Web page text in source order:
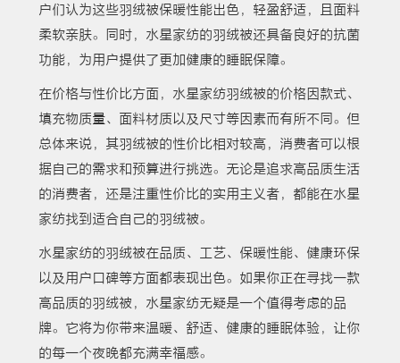
户们认为这些羽绒被保暖性能出色，轻盈舒适，且面料
柔软亲肤。同时，水星家纺的羽绒被还具备良好的抗菌
功能，为用户提供了更加健康的睡眠保障。
在价格与性价比方面，水星家纺羽绒被的价格因款式、
填充物质量、面料材质以及尺寸等因素而有所不同。但
总体来说，其羽绒被的性价比相对较高，消费者可以根
据自己的需求和预算进行挑选。无论是追求高品质生活
的消费者，还是注重性价比的实用主义者，都能在水星
家纺找到适合自己的羽绒被。
水星家纺的羽绒被在品质、工艺、保暖性能、健康环保
以及用户口碑等方面都表现出色。如果你正在寻找一款
高品质的羽绒被，水星家纺无疑是一个值得考虑的品
牌。它将为你带来温暖、舒适、健康的睡眠体验，让你
的每一个夜晚都充满幸福感。